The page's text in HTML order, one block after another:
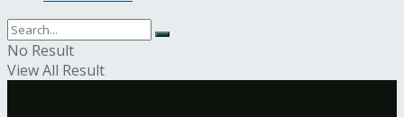
No Result
View All Result